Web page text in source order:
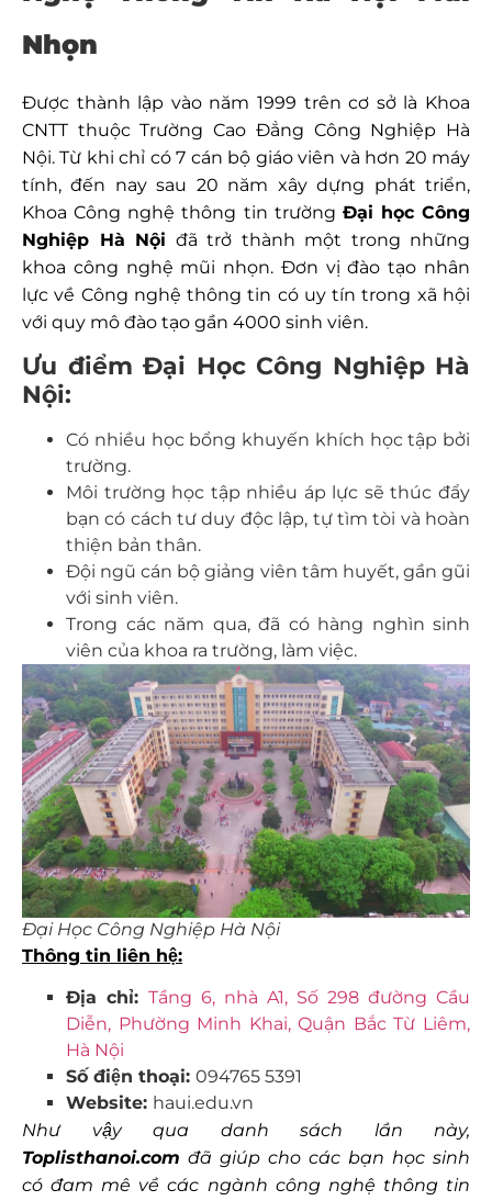
Nhọn
Được thành lập vào năm 1999 trên cơ sở là Khoa
CNTT thuộc Trường Cao Đẳng Công Nghiệp Hà
Nội. Từ khi chỉ có 7 cán bộ giáo viên và hơn 20 máy
tính, đến nay sau 20 năm xây dựng phát triển,
Khoa Công nghệ thông tin trường Đại học Công
Nghiệp Hà Nội đã trở thành một trong những
khoa công nghệ mũi nhọn. Đơn vị đào tạo nhân
lực về Công nghệ thông tin có uy tín trong xã hội
với quy mô đào tạo gần 4000 sinh viên.
Ưu điểm Đại Học Công Nghiệp Hà
Nội:
Có nhiều học bổng khuyến khích học tập bởi
trường.
Môi trường học tập nhiều áp lực sẽ thúc đẩy
bạn có cách tư duy độc lập, tự tìm tòi và hoàn
thiện bản thân.
Đội ngũ cán bộ giảng viên tâm huyết, gần gũi
với sinh viên.
Trong các năm qua, đã có hàng nghìn sinh
viên của khoa ra trường, làm việc.
Đại Học Công Nghiệp Hà Nội
Thông tin liên hệ:
Địa chỉ: Tầng 6, nhà A1, Số 298 đường Cầu
Diễn, Phường Minh Khai, Quận Bắc Từ Liêm,
Hà Nội
Số điện thoại: 094765 5391
Website: haui.edu.vn
Như vậy qua danh sách lần này,
Toplisthanoi.com đã giúp cho các bạn học sinh
có đam mê về các ngành công nghệ thông tin